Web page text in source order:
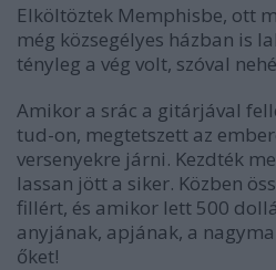
Elköltöztek Memphisbe, ott
még közsegélyes házban is
tényleg a vég volt, szóval
Amikor a srác a gitárjával
tud-on, megtetszett az
versenyekre járni. Kezdték
lassan jött a siker. Közben
fillért, és amikor lett 500
anyjának, apjának, a
őket!